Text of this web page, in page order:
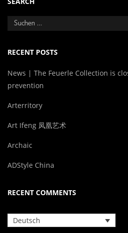
RECENT POSTS
News | The Feuerle Collection is
prevention
Arterritory
Art Ifeng 凤凰艺术
Archaic
ADStyle China
RECENT COMMENTS
Deutsch